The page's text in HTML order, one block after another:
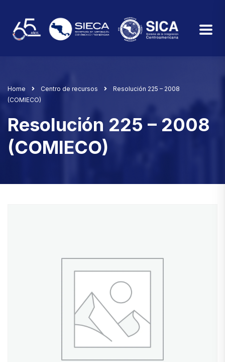
Home Centro de recursos
Resolución 225 – 2008
(COMIECO)
Resolución 225 – 2008
(COMIECO)